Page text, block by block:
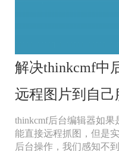
解决thinkcmf中
远程图片到自己
thinkcmf后台编辑器如
能直接远程抓图，但是
后台操作，我们感知不